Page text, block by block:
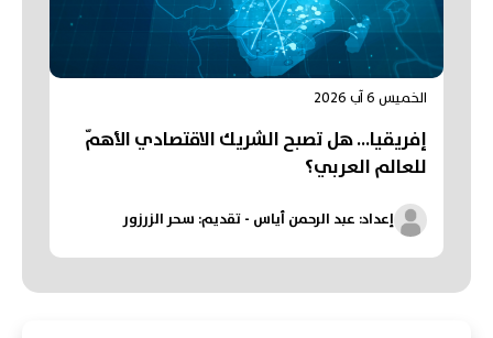
الخميس 6 آب 2026
إفريقيا... هل تصبح الشريك الاقتصادي الأهمّ
للعالم العربي؟
إعداد: عبد الرحمن أياس - تقديم: سحر الزرزور